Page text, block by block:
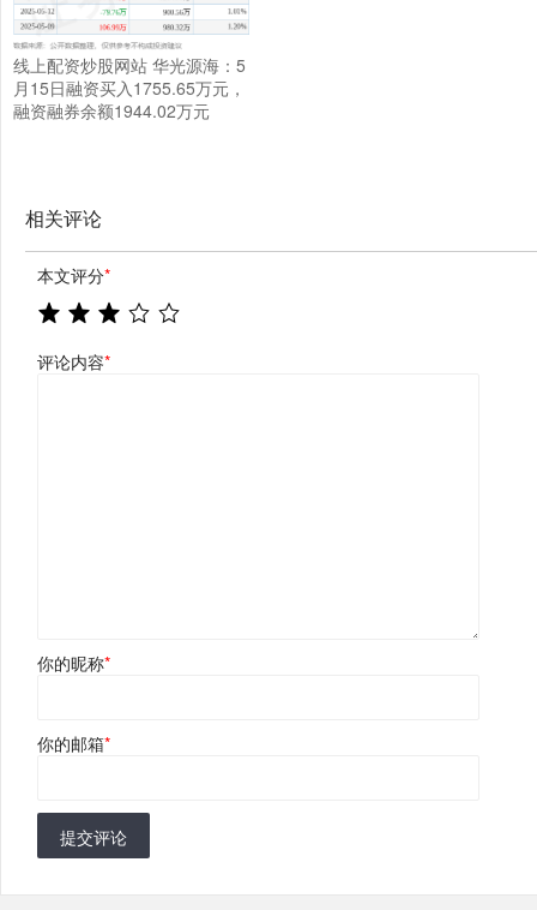
线上配资炒股网站 华光源海：5
月15日融资买入1755.65万元，
融资融券余额1944.02万元
相关评论
本文评分*
评论内容*
你的昵称*
你的邮箱*
提交评论